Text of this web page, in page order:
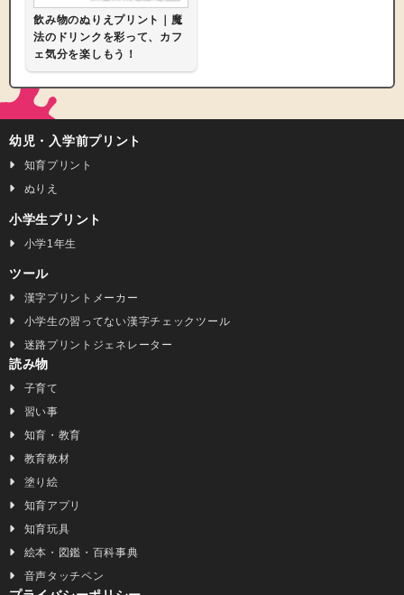
飲み物のぬりえプリント｜魔
法のドリンクを彩って、カフ
ェ気分を楽しもう！
幼児・入学前プリント
知育プリント
ぬりえ
小学生プリント
小学1年生
ツール
漢字プリントメーカー
小学生の習ってない漢字チェックツール
迷路プリントジェネレーター
読み物
子育て
習い事
知育・教育
教育教材
塗り絵
知育アプリ
知育玩具
絵本・図鑑・百科事典
音声タッチペン